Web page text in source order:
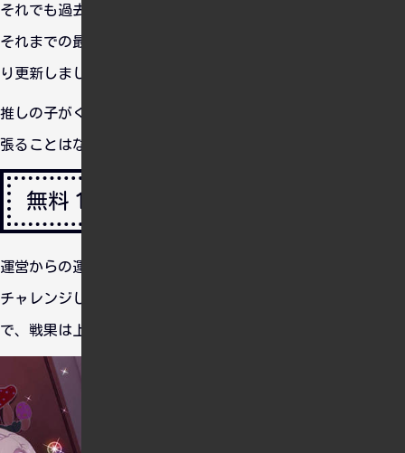
それでも過去最高の７８９５位に入賞することができました。
それまでの最高は咲いてjewelの３７７１２位だったのでかな
り更新しましたね。
推しの子がくれば頑張りますけど、もうしばらくはここまで頑
張ることはないと思います。燃え尽きた・・・。
無料１０連ガチャチャレンジ
運営からの運試しということで１日１回の無料１０連ガチャに
チャレンジしました。結果SSRを新たに２枚ついかできたの
で、戦果は上々ね。